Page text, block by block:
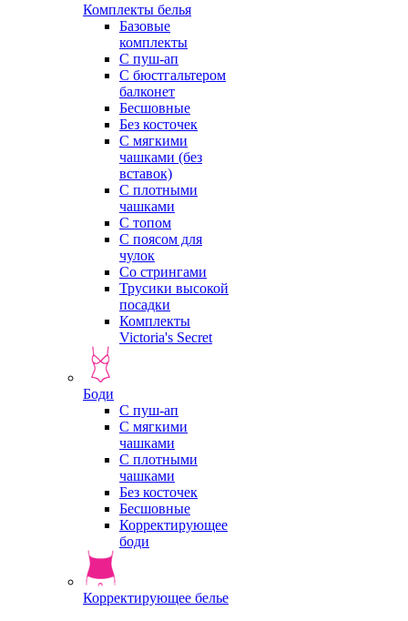
Комплекты белья
Базовые
комплекты
С пуш-ап
С бюстгальтером
балконет
Бесшовные
Без косточек
С мягкими
чашками (без
вставок)
С плотными
чашками
С топом
С поясом для
чулок
Со стрингами
Трусики высокой
посадки
Комплекты
Victoria's Secret
Боди
С пуш-ап
С мягкими
чашками
С плотными
чашками
Без косточек
Бесшовные
Корректирующее
боди
Корректирующее белье